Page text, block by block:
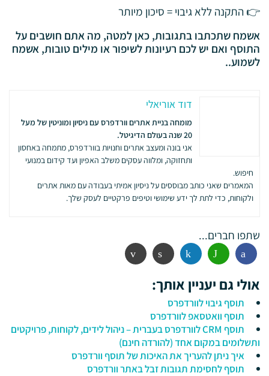
👉 התקנה ללא גיבוי = סיכון מיותר
אשמח שתכתבו בתגובות, כאן למטה, מה אתם חושבים על
התוסף ואם יש לכם רעיונות לשיפור או מילים טובות, אשמח
לשמוע..
דוד אוריאלי
מומחה בניית אתרים וורדפרס עם ניסיון ומוניטין של מעל
20 שנה בעולם הדיגיטל.
אני בונה ומעצב אתרים וחנויות בוורדפרס, מתמחה באחסון
ותחזוקה, ומלווה עסקים משלב האפיון ועד קידום במנועי
חיפוש.
המאמרים שאני כותב מבוססים על ניסיון אמיתי בעבודה עם מאות אתרים
ולקוחות, כדי לתת לך ידע שימושי וטיפים פרקטיים לעסק שלך.
שתפו חברים...
פייסבוק ווטסאפ לינקדין הדפסה אימייל
אולי גם יעניין אותך:
תוסף גיבוי לוורדפרס
תוסף וואטסאפ לוורדפרס
תוסף CRM לוורדפרס בעברית – ניהול לידים, לקוחות, פרויקטים
ותשלומים במקום אחד (להורדה חינם)
איך ניתן להעריך את האיכות של תוסף וורדפרס
תוסף לחסימת תגובות זבל באתר וורדפרס